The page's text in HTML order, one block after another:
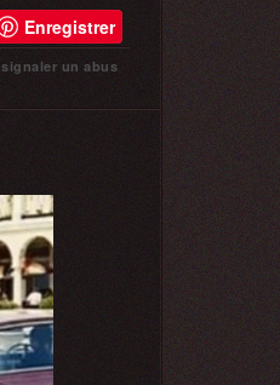
Enregistrer
signaler un abus